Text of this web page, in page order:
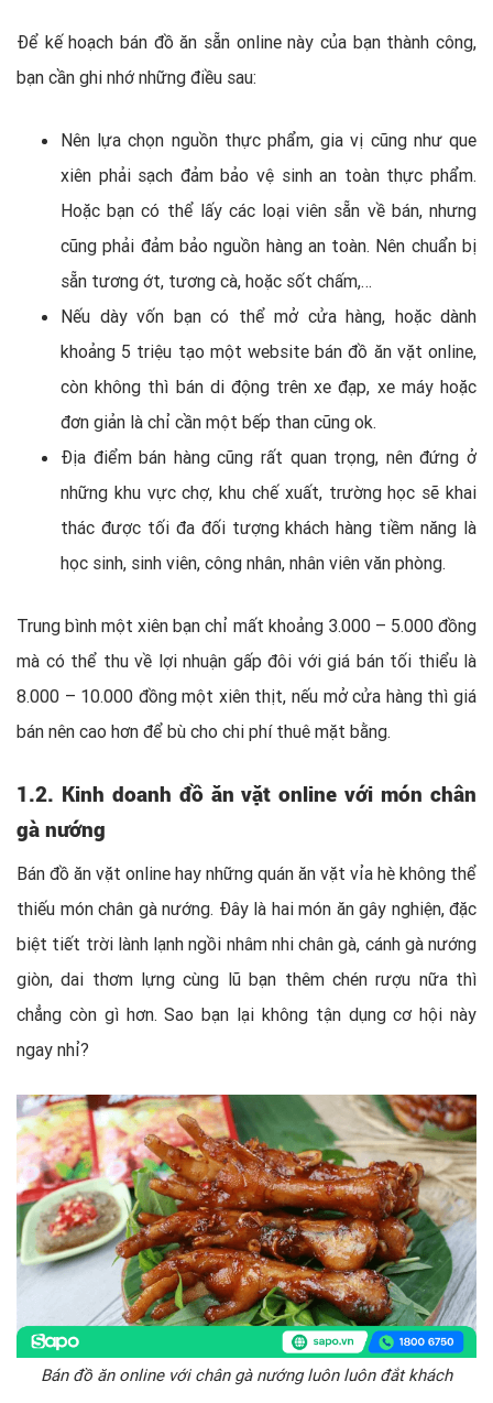
Để kế hoạch bán đồ ăn sẵn online này của bạn thành công,
bạn cần ghi nhớ những điều sau:
Nên lựa chọn nguồn thực phẩm, gia vị cũng như que
xiên phải sạch đảm bảo vệ sinh an toàn thực phẩm.
Hoặc bạn có thể lấy các loại viên sẵn về bán, nhưng
cũng phải đảm bảo nguồn hàng an toàn. Nên chuẩn bị
sẵn tương ớt, tương cà, hoặc sốt chấm,…
Nếu dày vốn bạn có thể mở cửa hàng, hoặc dành
khoảng 5 triệu tạo một website bán đồ ăn vặt online,
còn không thì bán di động trên xe đạp, xe máy hoặc
đơn giản là chỉ cần một bếp than cũng ok.
Địa điểm bán hàng cũng rất quan trọng, nên đứng ở
những khu vực chợ, khu chế xuất, trường học sẽ khai
thác được tối đa đối tượng khách hàng tiềm năng là
học sinh, sinh viên, công nhân, nhân viên văn phòng.
Trung bình một xiên bạn chỉ mất khoảng 3.000 – 5.000 đồng
mà có thể thu về lợi nhuận gấp đôi với giá bán tối thiểu là
8.000 – 10.000 đồng một xiên thịt, nếu mở cửa hàng thì giá
bán nên cao hơn để bù cho chi phí thuê mặt bằng.
1.2. Kinh doanh đồ ăn vặt online với món chân
gà nướng
Bán đồ ăn vặt online hay những quán ăn vặt vỉa hè không thể
thiếu món chân gà nướng. Đây là hai món ăn gây nghiện, đặc
biệt tiết trời lành lạnh ngồi nhâm nhi chân gà, cánh gà nướng
giòn, dai thơm lựng cùng lũ bạn thêm chén rượu nữa thì
chẳng còn gì hơn. Sao bạn lại không tận dụng cơ hội này
ngay nhỉ?
Bán đồ ăn online với chân gà nướng luôn luôn đắt khách